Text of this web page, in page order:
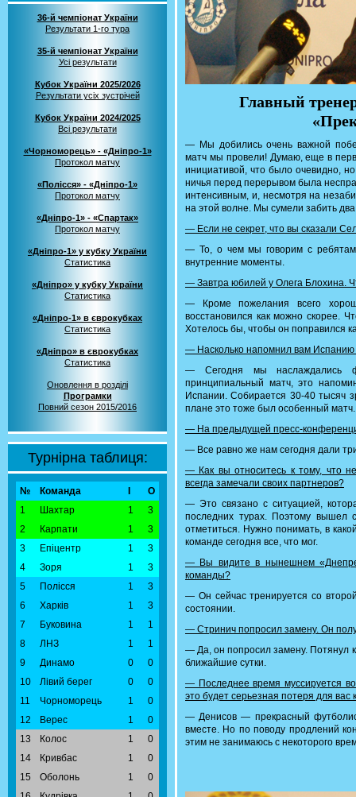
36-й чемпіонат України
Результати 1-го тура
35-й чемпіонат України
Усі результати
Кубок України 2025/2026
Результати усіх зустрічей
Кубок України 2024/2025
Всі результати
«Чорноморець» - «Дніпро-1»
Протокол матчу
«Полісся» - «Дніпро-1»
Протокол матчу
«Дніпро-1» - «Спартак»
Протокол матчу
«Дніпро-1» у кубку України
Статистика
«Дніпро» у кубку України
Статистика
«Дніпро-1» в єврокубках
Статистика
«Дніпро» в єврокубках
Статистика
Оновлення в розділі
Програмки
Повний сезон 2015/2016
Турнірна таблиця:
№ Команда
О
1
Шахтар 1
3
2
Карпати 1
3
3
Епіцентр 1
3
4
Зоря 1
3
5
Полісся 1
3
6
Харків 1
3
7
Буковина 1
1
8
ЛНЗ 1
1
9
Динамо 0
0
10
Лівий берег 0
0
11
Чорноморець 1
0
12
Верес 1
0
13
Колос 1
0
14
Кривбас 1
0
15
Оболонь 1
0
Главный
— Мы добились очень важной
матч мы провели! Думаю, еще в
инициативой, что было очевидно,
ничья перед перерывом была
интенсивным, и, несмотря на
на этой волне. Мы сумели забить
— Если не секрет, что вы сказали
— То, о чем мы говорим с
внутренние моменты.
— Завтра юбилей у Олега Блохина.
— Кроме пожелания всего
восстановился как можно скорее.
Хотелось бы, чтобы он поправился
— Насколько напомнил вам Испанию
— Сегодня мы наслаждались
принципиальный матч, это
Испании. Собирается 30-40 тысяч
плане это тоже был особенный матч.
— На предыдущей пресс-
— Все равно же нам сегодня дали
— Как вы относитесь к тому, что
всегда замечали своих партнеров?
— Это связано с ситуацией,
последних турах. Поэтому вышел
отметиться. Нужно понимать, в
команде сегодня все, что мог.
— Вы видите в нынешнем
команды?
— Он сейчас тренируется со
состоянии.
— Стринич попросил замену. Он
— Да, он попросил замену. Потянул
ближайшие сутки.
— Последнее время муссируется
это будет серьезная потеря для вас
— Денисов — прекрасный
вместе. Но по поводу продлений
этим не занимаюсь с некоторого